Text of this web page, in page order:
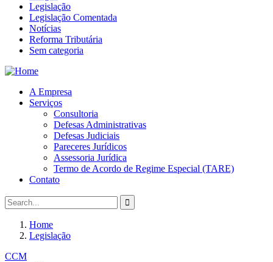
Legislação
Legislação Comentada
Notícias
Reforma Tributária
Sem categoria
A Empresa
Serviços
Consultoria
Defesas Administrativas
Defesas Judiciais
Pareceres Jurídicos
Assessoria Jurídica
Termo de Acordo de Regime Especial (TARE)
Contato
Home
Legislação
CCM